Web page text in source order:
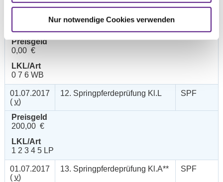
Nur notwendige Cookies verwenden
02.07.2017
11. Springreiter-WB
Preisgeld
0,00 €
LKL/Art
0 7 6 WB
01.07.2017
( v)
12. Springpferdeprüfung Kl.L SPF
Preisgeld
200,00 €
LKL/Art
1 2 3 4 5 LP
01.07.2017
( v)
13. Springpferdeprüfung Kl.A** SPF